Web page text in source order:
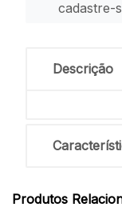
cadastre-
Descrição
Produtos